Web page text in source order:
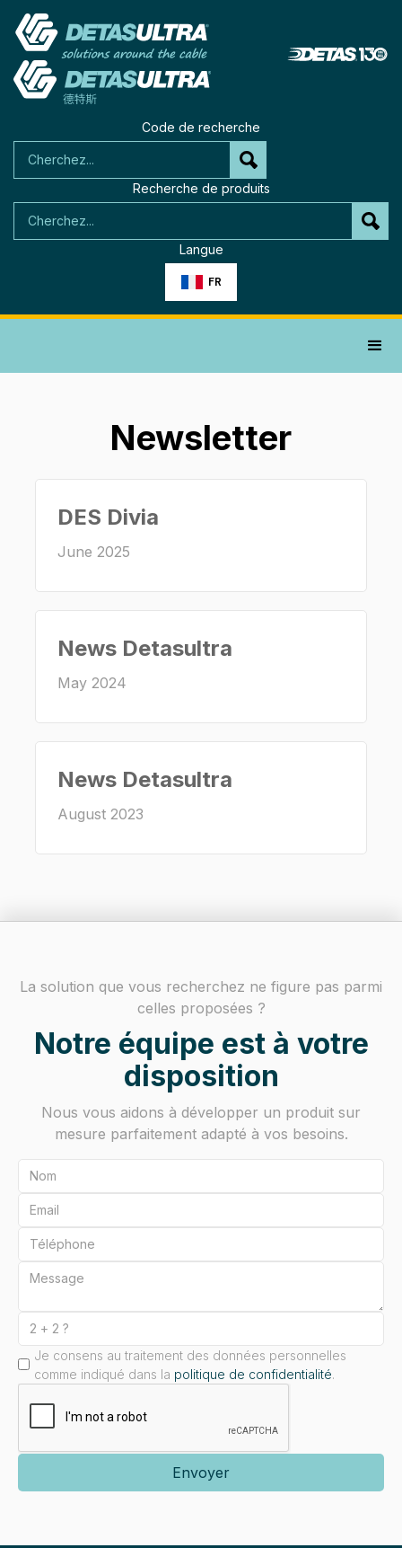
Code de recherche
Recherche de produits
Langue
FR
Newsletter
DES Divia
June 2025
News Detasultra
May 2024
News Detasultra
August 2023
La solution que vous recherchez ne figure pas parmi
celles proposées ?
Notre équipe est à votre
disposition
Nous vous aidons à développer un produit sur
mesure parfaitement adapté à vos besoins.
Je consens au traitement des données personnelles
comme indiqué dans la politique de confidentialité.